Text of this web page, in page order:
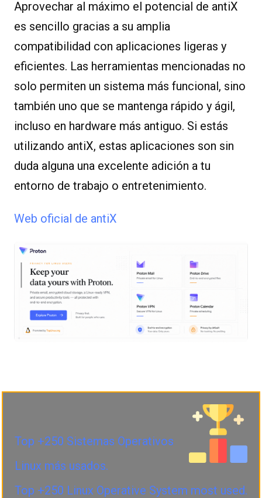
Aprovechar al máximo el potencial de antiX
es sencillo gracias a su amplia
compatibilidad con aplicaciones ligeras y
eficientes. Las herramientas mencionadas no
solo permiten un sistema más funcional, sino
también uno que se mantenga rápido y ágil,
incluso en hardware más antiguo. Si estás
utilizando antiX, estas aplicaciones son sin
duda alguna una excelente adición a tu
entorno de trabajo o entretenimiento.
Web oficial de antiX
Top +250 Sistemas Operativos
Linux más usados.
Top +250 Linux Operative System most used.